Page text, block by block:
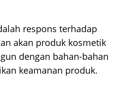
respons terhadap
akan produk kosmetik
dengan bahan-bahan
keamanan produk.